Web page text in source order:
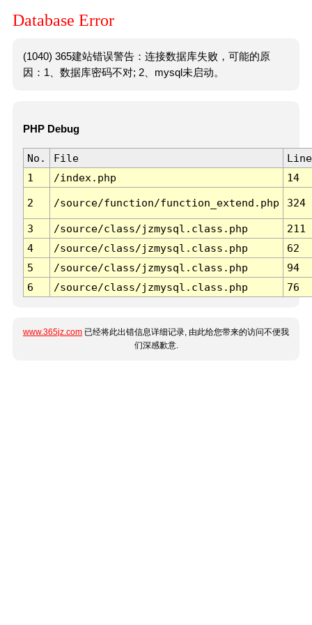
Database Error
(1040) 365建站错误警告：连接数据库失败，可能的原
因：1、数据库密码不对; 2、mysql未启动。
PHP Debug
No. File
Line
1
/index.php 14
2 /source/function/function_extend.php 324
3 /source/class/jzmysql.class.php
211
4
/source/class/jzmysql.class.php
62
5
/source/class/jzmysql.class.php
94
6
/source/class/jzmysql.class.php 76
www.365jz.com 已经将此出错信息详细记录, 由此给您带来的访问不便我
们深感歉意.